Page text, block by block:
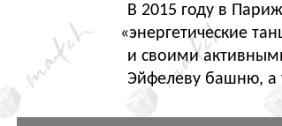
В 2015 году в
«энергетические
и своими
Эйфелеву башню, а